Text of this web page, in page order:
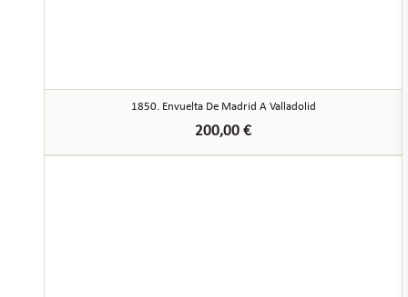
1850. Envuelta De Madrid A Valladolid
200,00 €